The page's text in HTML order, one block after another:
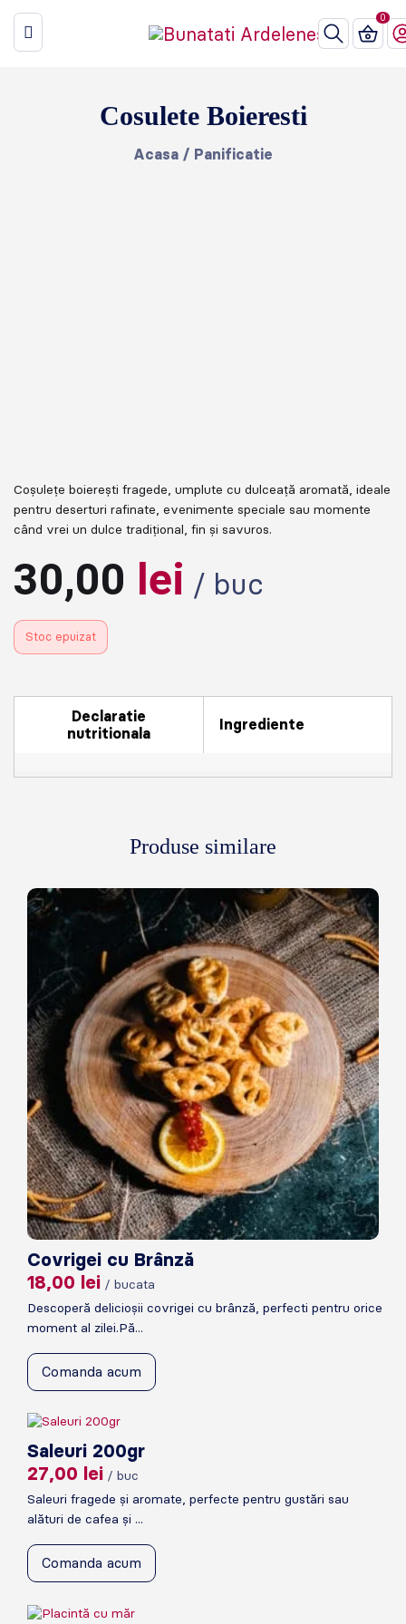
Cosulete Boieresti
Acasa / Panificatie
Coșulețe boierești fragede, umplute cu dulceață aromată, ideale
pentru deserturi rafinate, evenimente speciale sau momente
când vrei un dulce tradițional, fin și savuros.
30,00 lei / buc
Stoc epuizat
Declaratie
nutritionala
Ingrediente
Produse similare
Covrigei cu Brânză
18,00 lei / bucata
Descoperă delicioșii covrigei cu brânză, perfecti pentru orice
moment al zilei.Pă...
Comanda acum
Saleuri 200gr
27,00 lei / buc
Saleuri fragede și aromate, perfecte pentru gustări sau
alături de cafea și ...
Comanda acum